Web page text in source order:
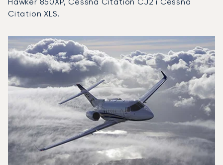
Citation XLS.
Zdjęcie samolotuModel samolotu
Miejsca
Prędkość (km/h)
Prędkość (węzły)Zasięg (km)
Zasięg (NM)